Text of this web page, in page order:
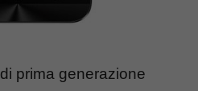
di prima generazione